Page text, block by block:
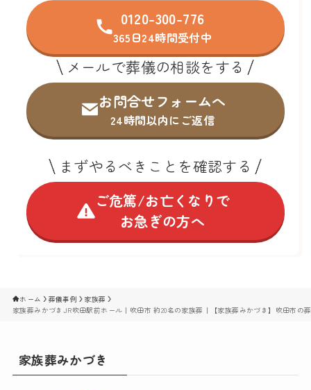
0120-300-776
365日24時間受付中
メールで葬儀の相談をする
お問合せフォームへ
24時間以内にご返信
まずやるべきことを確認する
ご危篤/お亡くなりで
お急ぎの方へ
ホーム 葬儀事例
家族葬
家族葬みかづきJR吹田駅前ホール｜吹田市 約20名の家族葬｜【家族葬みかづき】吹田市の
家族葬みかづき